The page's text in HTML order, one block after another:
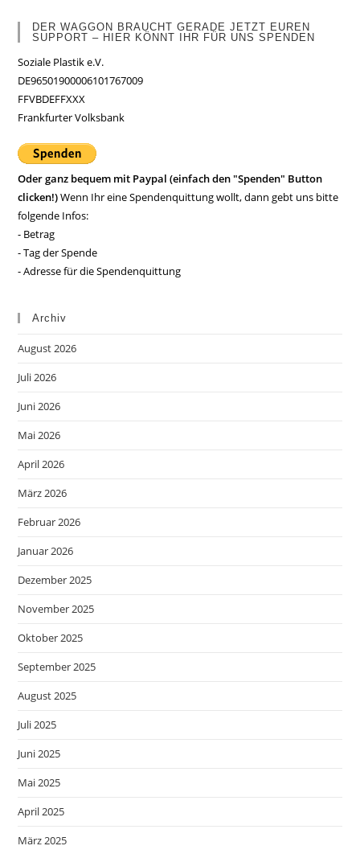
DER WAGGON BRAUCHT GERADE JETZT EUREN
SUPPORT – HIER KÖNNT IHR FÜR UNS SPENDEN
Soziale Plastik e.V.
DE96501900006101767009
FFVBDEFFXXX
Frankfurter Volksbank
Oder ganz bequem mit Paypal (einfach den "Spenden" Button
clicken!)Wenn Ihr eine Spendenquittung wollt, dann gebt uns bitte
folgende Infos:
- Betrag
- Tag der Spende
- Adresse für die Spendenquittung
Archiv
August 2026
Juli 2026
Juni 2026
Mai 2026
April 2026
März 2026
Februar 2026
Januar 2026
Dezember 2025
November 2025
Oktober 2025
September 2025
August 2025
Juli 2025
Juni 2025
Mai 2025
April 2025
März 2025